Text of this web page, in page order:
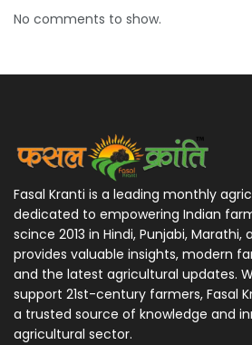
No comments to show.
Fasal Kranti is a leading monthly
dedicated to empowering Indian
scince 2013 in Hindi, Punjabi, Marathi,
provides valuable insights, modern
and the latest agricultural updates.
support 21st-century farmers, Fasal
a trusted source of knowledge and
agricultural sector.